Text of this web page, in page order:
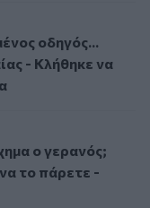
οδηγός...
οδηγός...
- Κλήθηκε να
ο γερανός; Ποια η
ο γερανός;
το πάρετε -